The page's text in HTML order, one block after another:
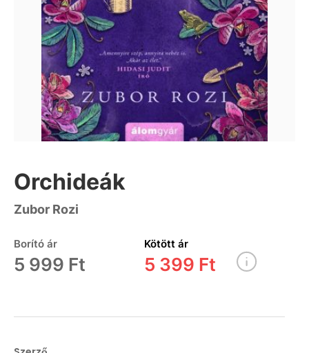
Orchideák
Zubor Rozi
Borító ár
5 999 Ft
Kötött ár
5 399 Ft